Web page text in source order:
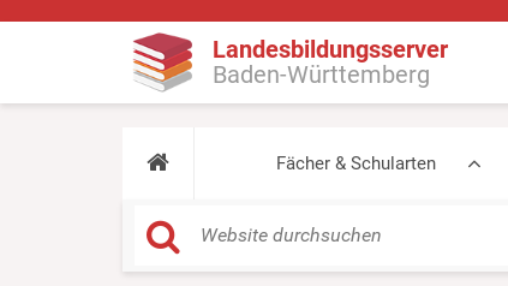
Landesbildungsserver
Baden-Württemberg
Fächer & Schularten